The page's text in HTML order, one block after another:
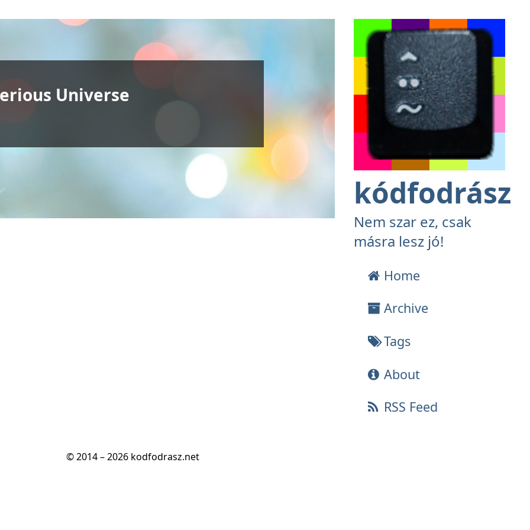
kódfodrász
Nem szar ez, csak
másra lesz jó!
Home
Archive
Tags
About
RSS Feed
Universe
© 2014 – 2026 kodfodrasz.net